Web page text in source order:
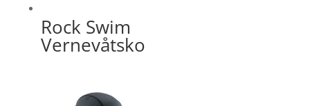
Rock Swim
Vernevåtsko